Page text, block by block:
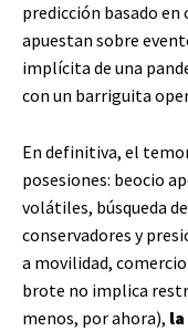
predicción basado
apuestan sobre
implícita de una
con un barriguita
En definitiva, el
posesiones: beocio
volátiles, búsqueda
conservadores y
a movilidad,
brote no implica
menos, por ahora),